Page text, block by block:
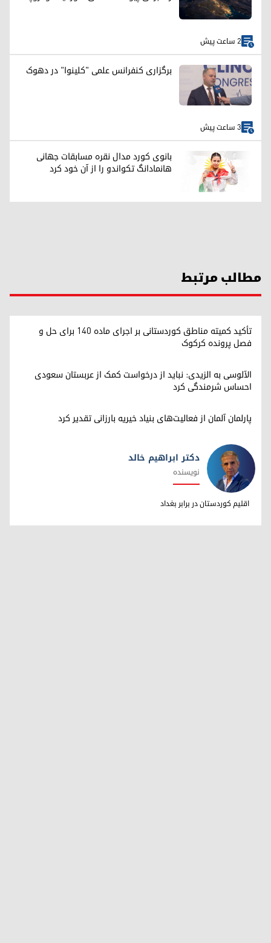
2 ساعت پیش
برگزاری کنفرانس علمی "کلینوا" در دهوک
3 ساعت پیش
بانوی کورد مدال نقره مسابقات جهانی
هانمادانگ تکواندو را از آن خود کرد
مطالب مرتبط
تأکید کمیته مناطق کوردستانی بر اجرای ماده ۱۴۰ برای حل و
فصل پرونده کرکوک
الآلوسی به الزیدی: نباید از درخواست کمک از عربستان سعودی
احساس شرمندگی کرد
پارلمان آلمان از فعالیت‌های بنیاد خیریه بارزانی تقدیر کرد
دکتر ابراهیم خالد
دکتر ابراهیم خالد
نویسنده
اقلیم کوردستان در برابر بغداد